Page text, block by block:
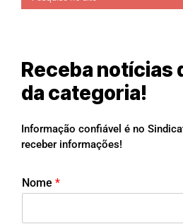
Receba notícias
da categoria!
Informação confiável é no
receber informações!
Nome *